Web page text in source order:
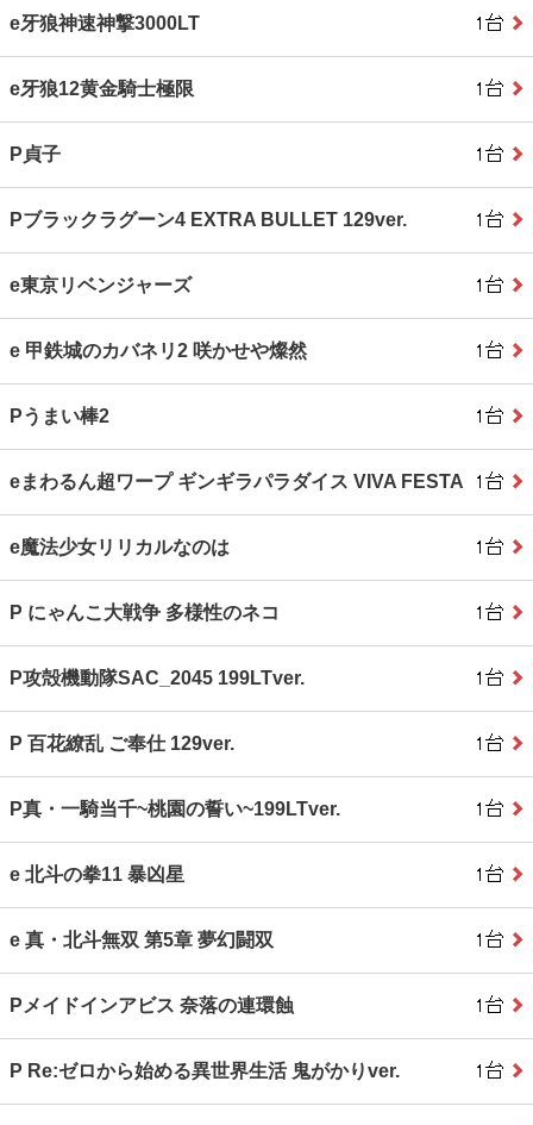
e牙狼神速神撃3000LT
e牙狼12黄金騎士極限
P貞子
Pブラックラグーン4 EXTRA BULLET 129ver.
e東京リベンジャーズ
e 甲鉄城のカバネリ2 咲かせや燦然
Pうまい棒2
eまわるん超ワープ ギンギラパラダイス VIVA FESTA
e魔法少女リリカルなのは
P にゃんこ大戦争 多様性のネコ
P攻殻機動隊SAC_2045 199LTver.
P 百花繚乱 ご奉仕 129ver.
P真・一騎当千~桃園の誓い~199LTver.
e 北斗の拳11 暴凶星
e 真・北斗無双 第5章 夢幻闘双
Pメイドインアビス 奈落の連環蝕
P Re:ゼロから始める異世界生活 鬼がかりver.